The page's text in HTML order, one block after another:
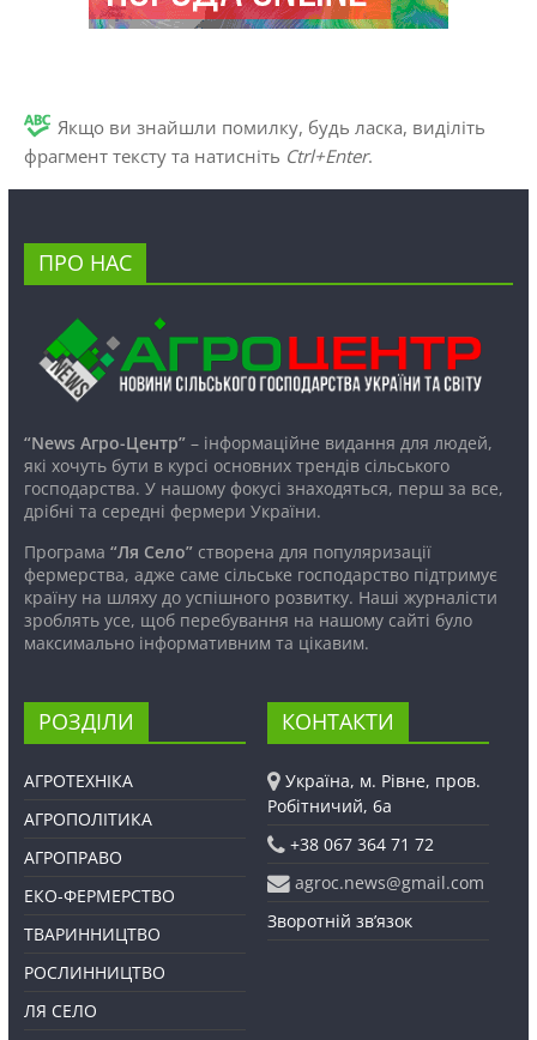
Якщо ви знайшли помилку, будь ласка, виділіть
фрагмент тексту та натисніть Ctrl+Enter.
ПРО НАС
“News Агро-Центр”– інформаційне видання для людей,
які хочуть бути в курсі основних трендів сільського
господарства. У нашому фокусі знаходяться, перш за все,
дрібні та середні фермери України.
Програма “Ля Село”створена для популяризації
фермерства, адже саме сільське господарство підтримує
країну на шляху до успішного розвитку. Наші журналісти
зроблять усе, щоб перебування на нашому сайті було
максимально інформативним та цікавим.
РОЗДІЛИ
АГРОТЕХНІКА
АГРОПОЛІТИКА
АГРОПРАВО
ЕКО-ФЕРМЕРСТВО
ТВАРИННИЦТВО
РОСЛИННИЦТВО
ЛЯ СЕЛО
КОНТАКТИ
Україна, м. Рівне, пров.
Робітничий, 6а
+38 067 364 71 72
agroc.news@gmail.com
Зворотній зв’язок